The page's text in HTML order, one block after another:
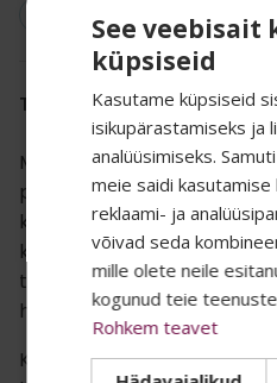
Vegan: Ei
TOOTE KIRJELDUS
MINI Jumbo tualettpaberi
praktiline lahendus
kasutuskoormusega
kuid suure mahutavusega
tüüpi tualettpaberirullidele
hooldusvajadust ja paberi
Kaasaegse disainiga
See veebisait
küpsiseid
Kasutame küpsiseid
isikupärastamiseks ja
analüüsimiseks.
meie saidi
reklaami- ja
võivad seda
mille olete neile
kogunud teie
Rohkem teavet
TEADA? 👀
Oma uudiskirjas